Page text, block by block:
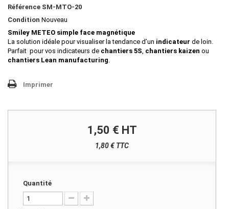
Référence SM-MTO-20
Condition Nouveau
Smiley METEO simple face magnétique
La solution idéale pour visualiser la tendance d’un indicateur de loin.
Parfait pour vos indicateurs de chantiers 5S, chantiers kaizen ou
chantiers Lean manufacturing.
Imprimer
1,50 € HT
1,80 € TTC
Quantité